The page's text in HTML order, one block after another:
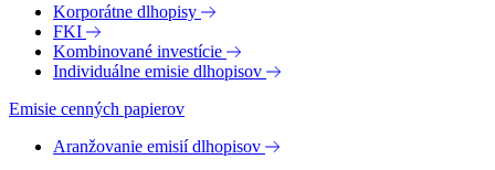
Korporátne dlhopisy
FKI
Kombinované investície
Individuálne emisie dlhopisov
Emisie cenných papierov
Aranžovanie emisií dlhopisov